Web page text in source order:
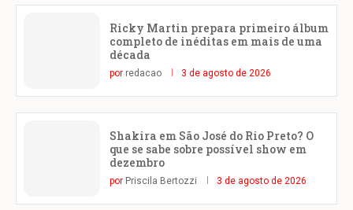
Ricky Martin prepara primeiro álbum
completo de inéditas em mais de uma
década
por redacao 3 de agosto de 2026
Shakira em São José do Rio Preto? O
que se sabe sobre possível show em
dezembro
por Priscila Bertozzi 3 de agosto de 2026